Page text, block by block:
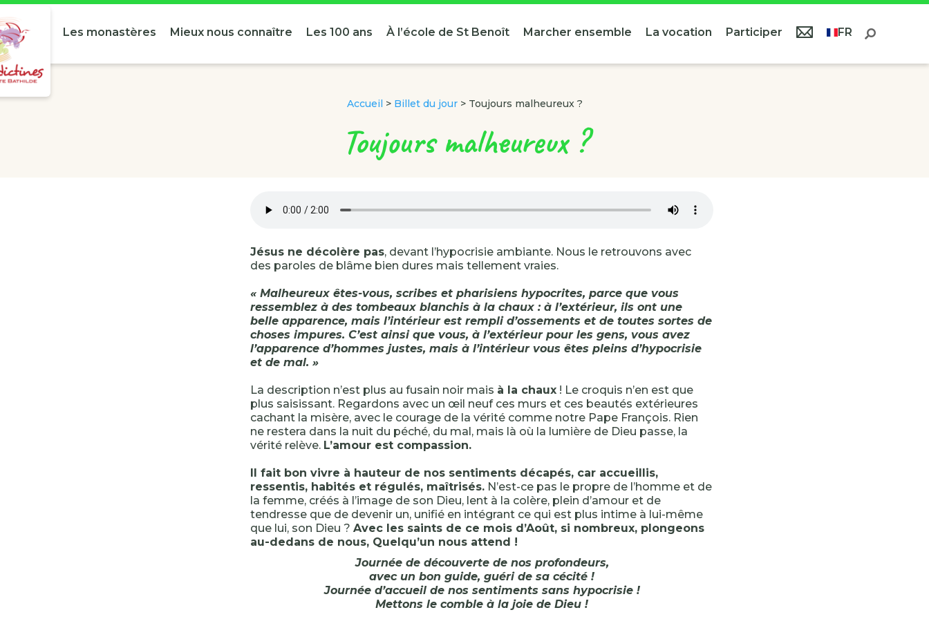
Les monastères Mieux nous connaître Les 100 ans À l’école de St Benoît Marcher ensemble La vocation Participer FR
Accueil > Billet du jour> Toujours malheureux ?
Toujours malheureux ?
Jésus ne décolère pas, devant l’hypocrisie ambiante. Nous le retrouvons avec
des paroles de blâme bien dures mais tellement vraies.
« Malheureux êtes-vous, scribes et pharisiens hypocrites, parce que vous
ressemblez à des tombeaux blanchis à la chaux : à l’extérieur, ils ont une
belle apparence, mais l’intérieur est rempli d’ossements et de toutes sortes de
choses impures. C’est ainsi que vous, à l’extérieur pour les gens, vous avez
l’apparence d’hommes justes, mais à l’intérieur vous êtes pleins d’hypocrisie
et de mal. »
La description n’est plus au fusain noir mais à la chaux ! Le croquis n’en est que
plus saisissant. Regardons avec un œil neuf ces murs et ces beautés extérieures
cachant la misère, avec le courage de la vérité comme notre Pape François. Rien
ne restera dans la nuit du péché, du mal, mais là où la lumière de Dieu passe, la
vérité relève. L’amour est compassion.
Il fait bon vivre à hauteur de nos sentiments décapés, car accueillis,
ressentis, habités et régulés, maîtrisés. N’est-ce pas le propre de l’homme et de
la femme, créés à l’image de son Dieu, lent à la colère, plein d’amour et de
tendresse que de devenir un, unifié en intégrant ce qui est plus intime à lui-même
que lui, son Dieu ? Avec les saints de ce mois d’Août, si nombreux, plongeons
au-dedans de nous, Quelqu’un nous attend !
Journée de découverte de nos profondeurs,
avec un bon guide, guéri de sa cécité !
Journée d’accueil de nos sentiments sans hypocrisie !
Mettons le comble à la joie de Dieu !